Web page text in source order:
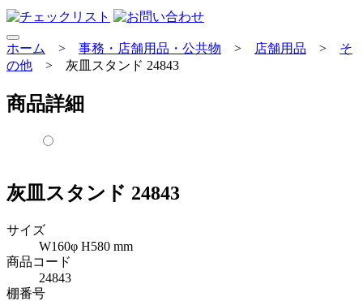
ホーム > 事務・店舗用品・公共物 > 店舗用品 >
そ
の他
> 灰皿スタンド 24843
商品詳細
灰皿スタンド 24843
サイズ
W160φ H580 mm
商品コード
24843
棚番号